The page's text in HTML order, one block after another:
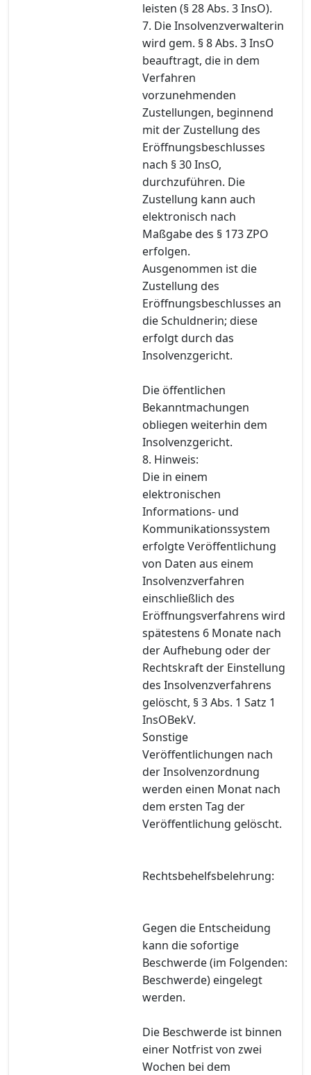
leisten (§ 28 Abs. 3 InsO).
7. Die Insolvenzverwalterin
wird gem. § 8 Abs. 3 InsO
beauftragt, die in dem
Verfahren
vorzunehmenden
Zustellungen, beginnend
mit der Zustellung des
Eröffnungsbeschlusses
nach § 30 InsO,
durchzuführen. Die
Zustellung kann auch
elektronisch nach
Maßgabe des § 173 ZPO
erfolgen.
Ausgenommen ist die
Zustellung des
Eröffnungsbeschlusses an
die Schuldnerin; diese
erfolgt durch das
Insolvenzgericht.
Die öffentlichen
Bekanntmachungen
obliegen weiterhin dem
Insolvenzgericht.
8. Hinweis:
Die in einem
elektronischen
Informations- und
Kommunikationssystem
erfolgte Veröffentlichung
von Daten aus einem
Insolvenzverfahren
einschließlich des
Eröffnungsverfahrens wird
spätestens 6 Monate nach
der Aufhebung oder der
Rechtskraft der Einstellung
des Insolvenzverfahrens
gelöscht, § 3 Abs. 1 Satz 1
InsOBekV.
Sonstige
Veröffentlichungen nach
der Insolvenzordnung
werden einen Monat nach
dem ersten Tag der
Veröffentlichung gelöscht.
Rechtsbehelfsbelehrung:
Gegen die Entscheidung
kann die sofortige
Beschwerde (im Folgenden:
Beschwerde) eingelegt
werden.
Die Beschwerde ist binnen
einer Notfrist von zwei
Wochen bei dem